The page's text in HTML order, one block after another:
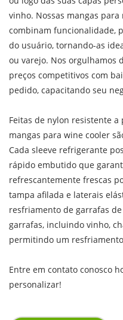
vinho. Nossas mangas
combinam funcionalidade,
do usuário, tornando-as
ou varejo. Nos orgulhamos
preços competitivos com
pedido, capacitando seu
Feitas de nylon resistente a
mangas para wine cooler
Cada sleeve refrigerante
rápido embutido que
refrescantemente frescas
tampa afilada e laterais
resfriamento de garrafas
garrafas, incluindo vinho,
permitindo um
Entre em contato conosco
personalizar!